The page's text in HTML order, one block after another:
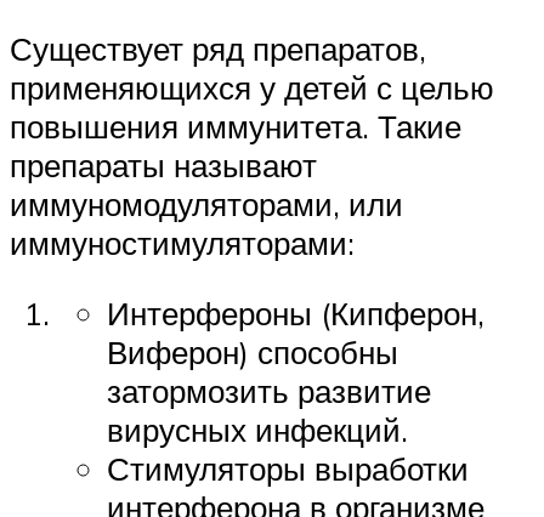
Существует ряд препаратов,
применяющихся у детей с целью
повышения иммунитета. Такие
препараты называют
иммуномодуляторами, или
иммуностимуляторами:
Интерфероны (Кипферон,
Виферон) способны
затормозить развитие
вирусных инфекций.
Стимуляторы выработки
интерферона в организме